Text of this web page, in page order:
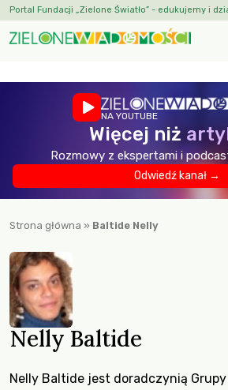
Portal Fundacji „Zielone Światło” - edukujemy i
NA YOUTUBE
Więcej niż
Rozmowy z ekspertami i
Odwiedź kanał →
Strona główna » Baltide Nelly
Nelly Baltide
Nelly Baltide jest doradczynią